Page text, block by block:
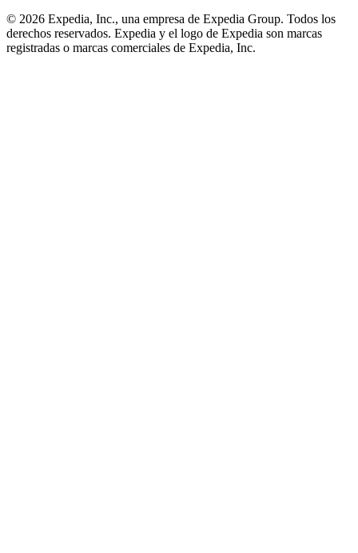
© 2026 Expedia, Inc., una empresa de Expedia Group. Todos los
derechos reservados. Expedia y el logo de Expedia son marcas
registradas o marcas comerciales de Expedia, Inc.